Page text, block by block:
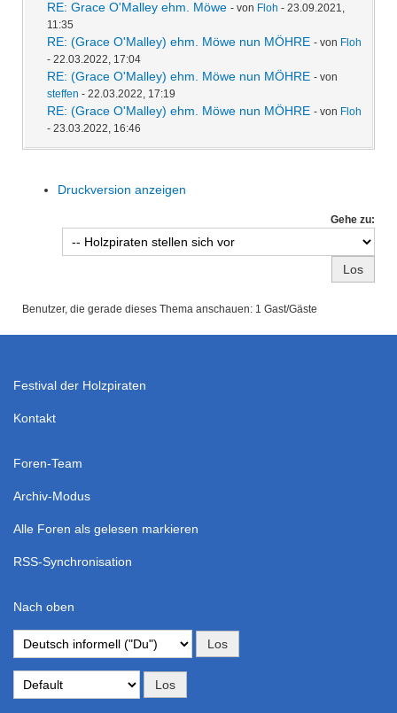
RE: Grace O'Malley ehm. Möwe - von Floh - 23.09.2021,
11:35
RE: (Grace O'Malley) ehm. Möwe nun MÖHRE - von Floh
- 22.03.2022, 17:04
RE: (Grace O'Malley) ehm. Möwe nun MÖHRE - von
steffen - 22.03.2022, 17:19
RE: (Grace O'Malley) ehm. Möwe nun MÖHRE - von Floh
- 23.03.2022, 16:46
Druckversion anzeigen
Gehe zu:
Benutzer, die gerade dieses Thema anschauen: 1 Gast/Gäste
Festival der Holzpiraten
Kontakt
Foren-Team
Archiv-Modus
Alle Foren als gelesen markieren
RSS-Synchronisation
Nach oben